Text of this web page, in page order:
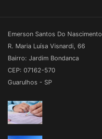
Emerson Santos Do
R. Maria Luísa Visnardi, 66
Bairro: Jardim Bondanca
CEP: 07162-570
Guarulhos - SP